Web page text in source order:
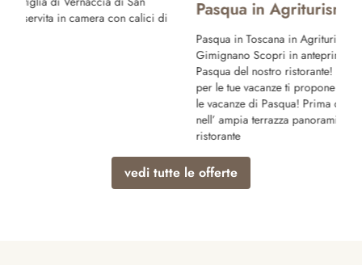
Pasqua in Agriturismo in Toscana
Pasqua in Toscana in Agriturismo San
Gimignano Scopri in anteprima il menu di
Pasqua del nostro ristorante! Poderi Arcangelo
per le tue vacanze ti propone speciali offerte per
le vacanze di Pasqua! Prima colazione servita
nell’ ampia terrazza panoramica del nostro
cultura, ma
buona tavola e
vedi tutte le offerte